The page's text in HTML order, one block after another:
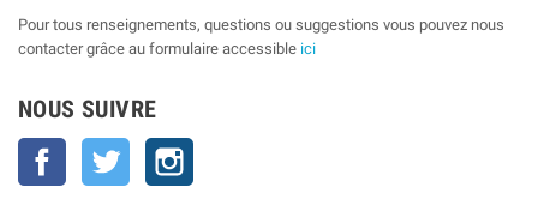
Pour tous renseignements, questions ou suggestions vous pouvez nous
contacter grâce au formulaire accessible ici
NOUS SUIVRE
Facebook Twitter